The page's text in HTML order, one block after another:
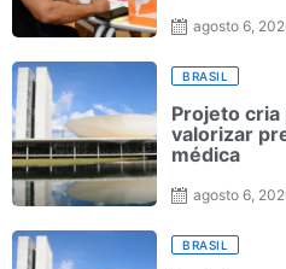
agosto 6,
BRASIL
Projeto cria
valorizar
médica
agosto 6,
BRASIL